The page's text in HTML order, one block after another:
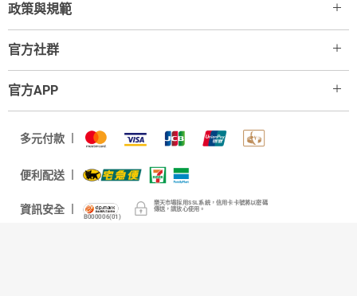
政策與規範
官方社群
官方APP
資訊安全
B000006(01)
樂天市場採用SSL系統，信用卡卡號將以密碼
傳送，請放心使用。
多元付款
便利配送